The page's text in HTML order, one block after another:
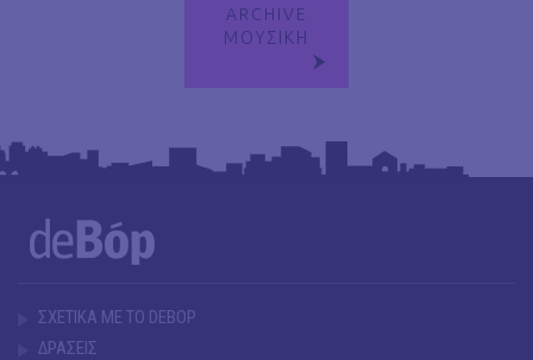
ARCHIVE
ΜΟΥΣΙΚΗ
ΣΧΕΤΙΚΑ ΜΕ ΤΟ DEBOP
ΔΡΑΣΕΙΣ